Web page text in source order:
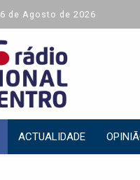
6 de Agosto de 2026
ACTUALIDADE